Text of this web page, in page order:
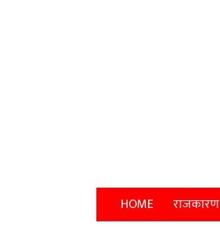
HOME राजकारण